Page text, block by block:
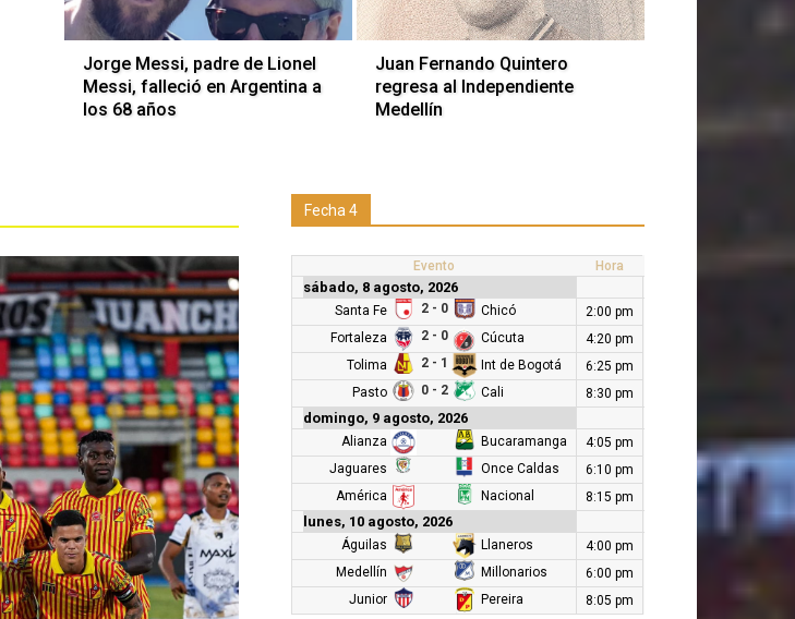
Jorge Messi, padre de Lionel
Messi, falleció en Argentina a
los 68 años
Juan Fernando Quintero
regresa al Independiente
Medellín
Fecha 4
Evento Hora
sábado, 8 agosto, 2026
Santa Fe 2 - 0 Chicó
2:00 pm
Fortaleza
2 - 0 Cúcuta
4:20 pm
Tolima
2 - 1 Int de Bogotá
6:25 pm
Pasto
0 - 2 Cali 8:30 pm
domingo, 9 agosto, 2026
Alianza Bucaramanga
4:05 pm
Jaguares
Once Caldas
6:10 pm
América
Nacional 8:15 pm
lunes, 10 agosto, 2026
Águilas Llaneros
4:00 pm
Medellín
Millonarios
6:00 pm
Junior
Pereira 8:05 pm